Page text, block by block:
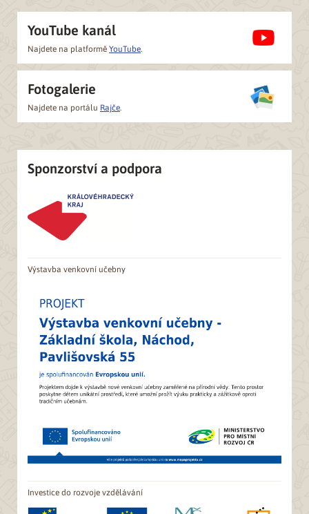
YouTube kanál
Najdete na platformě YouTube.
Fotogalerie
Najdete na portálu Rajče.
Sponzorství a podpora
Výstavba venkovní učebny
Investice do rozvoje vzdělávání